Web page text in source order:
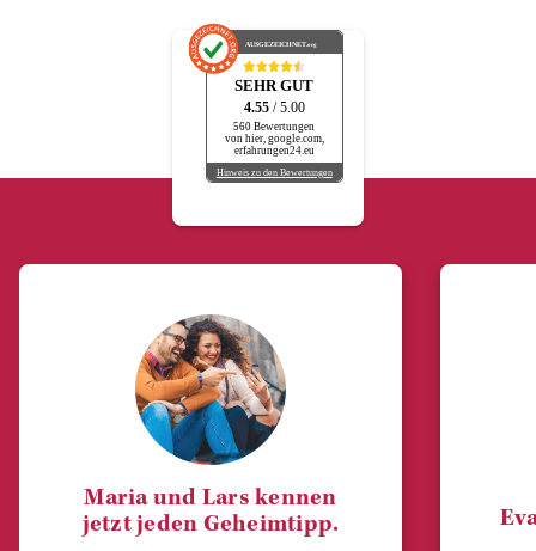
AUSGEZEICHNET.org
SEHR GUT
4.55 / 5.00
560 Bewertungen
von hier, google.com,
erfahrungen24.eu
Hinweis zu den Bewertungen
Maria und Lars kennen
jetzt jeden Geheimtipp.